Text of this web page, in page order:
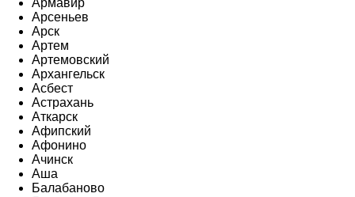
Армавир
Арсеньев
Арск
Артем
Артемовский
Архангельск
Асбест
Астрахань
Аткарск
Афипский
Афонино
Ачинск
Аша
Балабаново